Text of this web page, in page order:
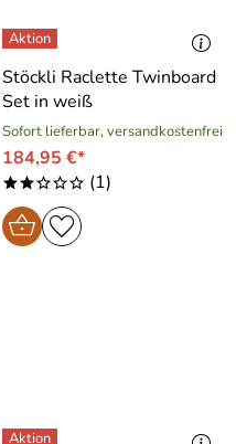
Stöckli Raclette Twinboard
Set in weiß
Sofort lieferbar, versandkostenfrei
184,95 €*
**ooo (1)